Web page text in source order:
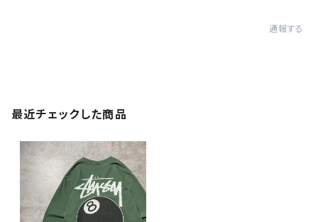
通報する
最近チェックした商品